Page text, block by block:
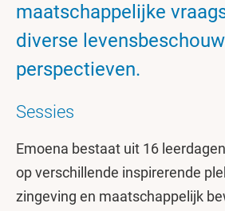
maatschappelijke
diverse
perspectieven.
Sessies
Emoena bestaat uit 16
op verschillende inspirerende
zingeving en maatschappelijk